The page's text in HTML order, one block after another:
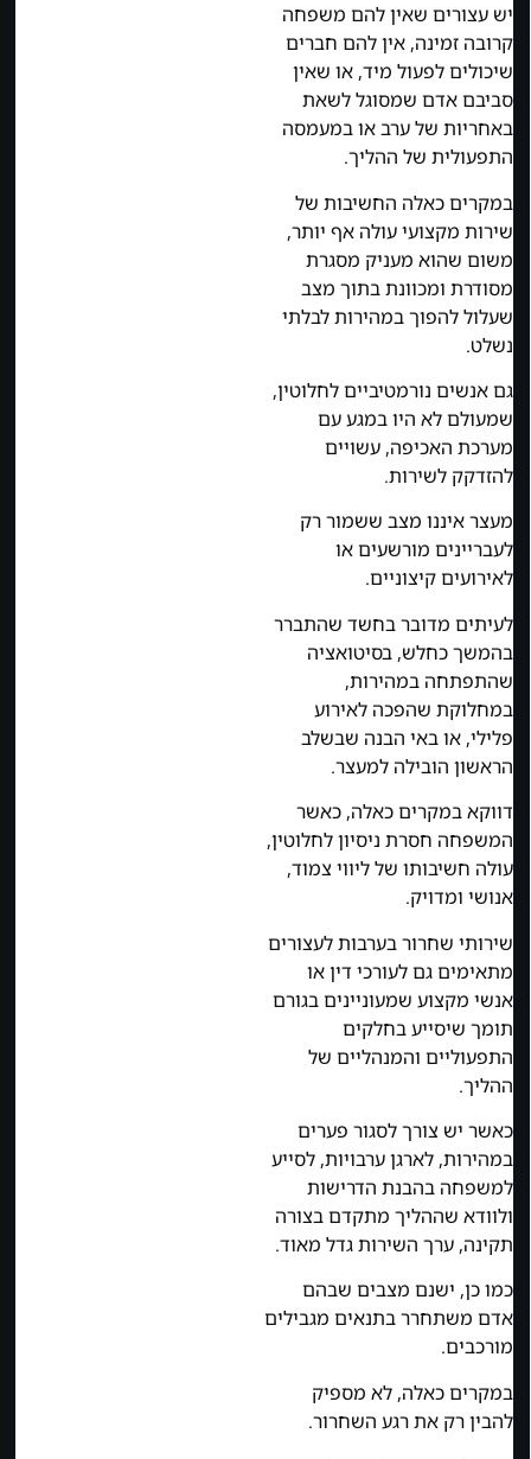
יש עצורים שאין להם משפחה
קרובה זמינה, אין להם חברים
שיכולים לפעול מיד, או שאין
סביבם אדם שמסוגל לשאת
באחריות של ערב או במעמסה
התפעולית של ההליך.
במקרים כאלה החשיבות של
שירות מקצועי עולה אף יותר,
משום שהוא מעניק מסגרת
מסודרת ומכוונת בתוך מצב
שעלול להפוך במהירות לבלתי
נשלט.
גם אנשים נורמטיביים לחלוטין,
שמעולם לא היו במגע עם
מערכת האכיפה, עשויים
להזדקק לשירות.
מעצר איננו מצב ששמור רק
לעבריינים מורשעים או
לאירועים קיצוניים.
לעיתים מדובר בחשד שהתברר
בהמשך כחלש, בסיטואציה
שהתפתחה במהירות,
במחלוקת שהפכה לאירוע
פלילי, או באי הבנה שבשלב
הראשון הובילה למעצר.
דווקא במקרים כאלה, כאשר
המשפחה חסרת ניסיון לחלוטין,
עולה חשיבותו של ליווי צמוד,
אנושי ומדויק.
שירותי שחרור בערבות לעצורים
מתאימים גם לעורכי דין או
אנשי מקצוע שמעוניינים בגורם
תומך שיסייע בחלקים
התפעוליים והמנהליים של
ההליך.
כאשר יש צורך לסגור פערים
במהירות, לארגן ערבויות, לסייע
למשפחה בהבנת הדרישות
ולוודא שההליך מתקדם בצורה
תקינה, ערך השירות גדל מאוד.
כמו כן, ישנם מצבים שבהם
אדם משתחרר בתנאים מגבילים
מורכבים.
במקרים כאלה, לא מספיק
להבין רק את רגע השחרור.